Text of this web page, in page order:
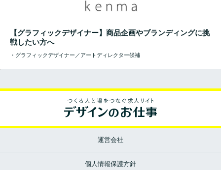
【グラフィックデザイナー】商品企画やブランディングに挑
戦したい方へ
・グラフィックデザイナー／アートディレクター候補
運営会社
個人情報保護方針